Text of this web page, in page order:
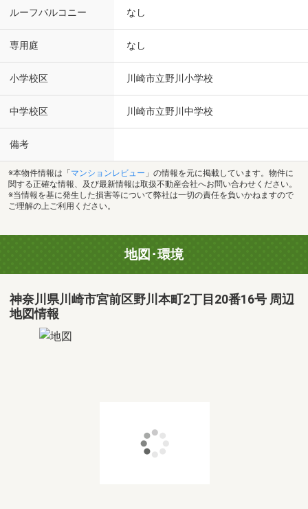
ルーフバルコニー なし
専用庭 なし
小学校区 川崎市立野川小学校
中学校区 川崎市立野川中学校
備考
※本物件情報は「 マンションレビュー 」の情報を元に掲載しています。物件に
関する正確な情報、及び最新情報は取扱不動産会社へお問い合わせください。
※当情報を基に発生した損害等について弊社は一切の責任を負いかねますので
ご理解の上ご利用ください。
地図･環境
神奈川県川崎市宮前区野川本町2丁目20番16号 周辺
地図情報